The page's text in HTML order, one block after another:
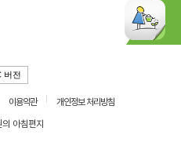
버전
이용약관
개인정보 처리방침
아침편지